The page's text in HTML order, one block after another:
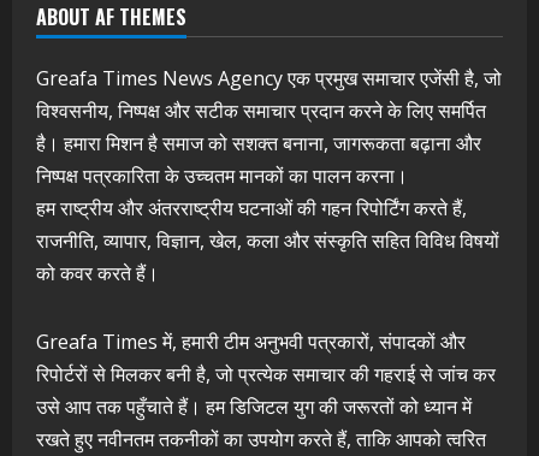
ABOUT AF THEMES
Greafa Times News Agency एक प्रमुख समाचार एजेंसी है, जो
विश्वसनीय, निष्पक्ष और सटीक समाचार प्रदान करने के लिए समर्पित
है। हमारा मिशन है समाज को सशक्त बनाना, जागरूकता बढ़ाना और
निष्पक्ष पत्रकारिता के उच्चतम मानकों का पालन करना।
हम राष्ट्रीय और अंतरराष्ट्रीय घटनाओं की गहन रिपोर्टिंग करते हैं,
राजनीति, व्यापार, विज्ञान, खेल, कला और संस्कृति सहित विविध विषयों
को कवर करते हैं।
Greafa Times में, हमारी टीम अनुभवी पत्रकारों, संपादकों और
रिपोर्टरों से मिलकर बनी है, जो प्रत्येक समाचार की गहराई से जांच कर
उसे आप तक पहुँचाते हैं। हम डिजिटल युग की जरूरतों को ध्यान में
रखते हुए नवीनतम तकनीकों का उपयोग करते हैं, ताकि आपको त्वरित